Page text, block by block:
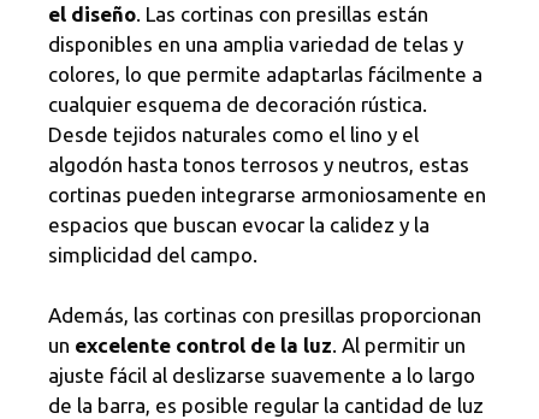
el diseño. Las cortinas con presillas están
disponibles en una amplia variedad de telas y
colores, lo que permite adaptarlas fácilmente a
cualquier esquema de decoración rústica.
Desde tejidos naturales como el lino y el
algodón hasta tonos terrosos y neutros, estas
cortinas pueden integrarse armoniosamente en
espacios que buscan evocar la calidez y la
simplicidad del campo.
Además, las cortinas con presillas proporcionan
un excelente control de la luz. Al permitir un
ajuste fácil al deslizarse suavemente a lo largo
de la barra, es posible regular la cantidad de luz